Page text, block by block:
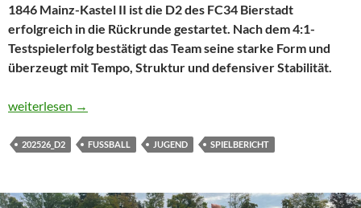
1846 Mainz-Kastel II ist die D2 des FC34 Bierstadt
erfolgreich in die Rückrunde gestartet. Nach dem 4:1-
Testspielerfolg bestätigt das Team seine starke Form und
überzeugt mit Tempo, Struktur und defensiver Stabilität.
Starker Rückrundenauftakt: D2 feiert 8:2-Heimsieg
weiterlesen →
202526_D2 FUSSBALL JUGEND SPIELBERICHT